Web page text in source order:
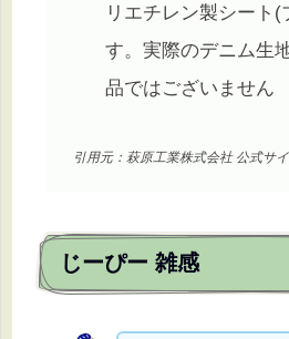
リエチレン製シート
す。実際のデニム生
品ではございません
引用元：萩原工業株式会社 公式サ
じーぴー 雑感